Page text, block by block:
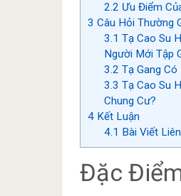
2.2 Ưu Điểm
3 Câu Hỏi Thường
3.1 Tạ Cao Su
Người Mới Tập
3.2 Tạ Gang
3.3 Tạ Cao Su
Chung Cư?
4 Kết Luận
4.1 Bài Viết
Đặc